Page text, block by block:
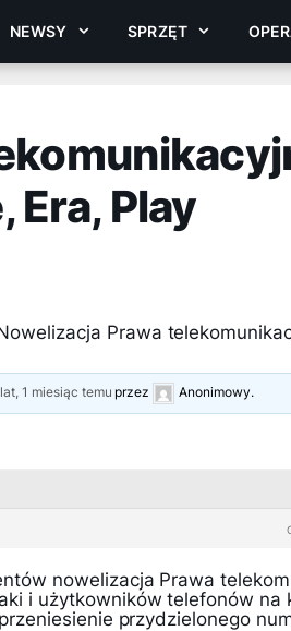
NEWSY SPRZĘT
Play
Prawa
1 miesiąc temu przez Anonimowy.
nowelizacja Prawa
i użytkowników telefonów na
przydzielonego